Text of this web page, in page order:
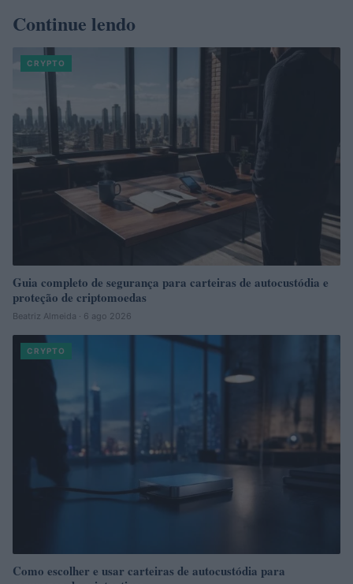
Continue lendo
CRYPTO
Guia completo de segurança para carteiras de autocustódia e
proteção de criptomoedas
Beatriz Almeida · 6 ago 2026
CRYPTO
Como escolher e usar carteiras de autocustódia para